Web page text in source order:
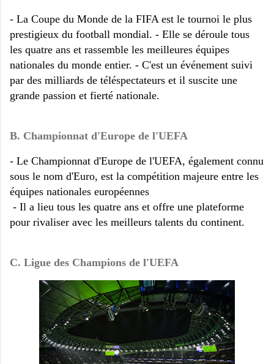
- La Coupe du Monde de la FIFA est le tournoi le plus
prestigieux du football mondial. - Elle se déroule tous
les quatre ans et rassemble les meilleures équipes
nationales du monde entier. - C'est un événement suivi
par des milliards de téléspectateurs et il suscite une
grande passion et fierté nationale.
B. Championnat d'Europe de l'UEFA
- Le Championnat d'Europe de l'UEFA, également connu
sous le nom d'Euro, est la compétition majeure entre les
équipes nationales européennes
- Il a lieu tous les quatre ans et offre une plateforme
pour rivaliser avec les meilleurs talents du continent.
C. Ligue des Champions de l'UEFA